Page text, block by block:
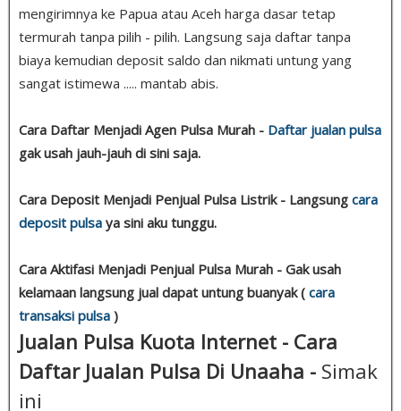
mengirimnya ke Papua atau Aceh harga dasar tetap
termurah tanpa pilih - pilih. Langsung saja daftar tanpa
biaya kemudian deposit saldo dan nikmati untung yang
sangat istimewa ..... mantab abis.
Cara Daftar Menjadi Agen Pulsa Murah - Daftar jualan pulsa
gak usah jauh-jauh di sini saja.
Cara Deposit Menjadi Penjual Pulsa Listrik - Langsung cara
deposit pulsa ya sini aku tunggu.
Cara Aktifasi Menjadi Penjual Pulsa Murah - Gak usah
kelamaan langsung jual dapat untung buanyak ( cara
transaksi pulsa )
Jualan Pulsa Kuota Internet - Cara
Daftar Jualan Pulsa Di Unaaha - Simak
ini